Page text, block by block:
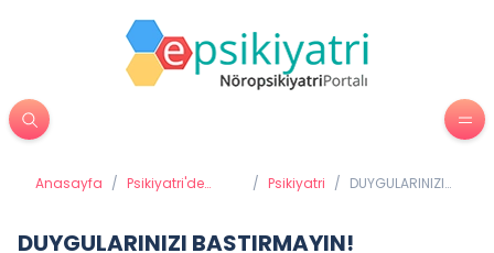
Anasayfa / Psikiyatri'de
/ Psikiyatri / DUYGULARINIZI
DUYGULARINIZI BASTIRMAYIN!